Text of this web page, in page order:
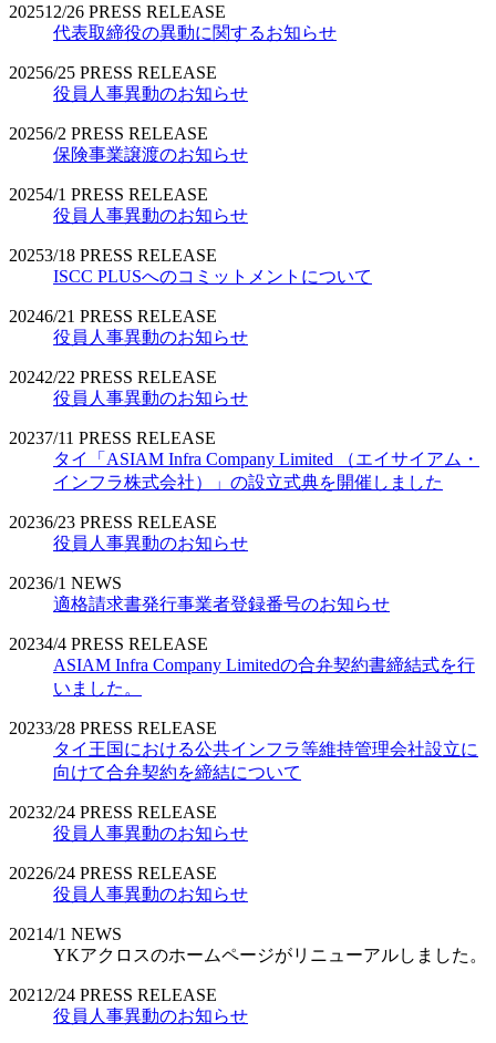
202512/26 PRESS RELEASE
代表取締役の異動に関するお知らせ
20256/25 PRESS RELEASE
役員人事異動のお知らせ
20256/2 PRESS RELEASE
保険事業譲渡のお知らせ
20254/1 PRESS RELEASE
役員人事異動のお知らせ
20253/18 PRESS RELEASE
ISCC PLUSへのコミットメントについて
20246/21 PRESS RELEASE
役員人事異動のお知らせ
20242/22 PRESS RELEASE
役員人事異動のお知らせ
20237/11 PRESS RELEASE
タイ「ASIAM Infra Company Limited （エイサイアム・
インフラ株式会社）」の設立式典を開催しました
20236/23 PRESS RELEASE
役員人事異動のお知らせ
20236/1 NEWS
適格請求書発行事業者登録番号のお知らせ
20234/4 PRESS RELEASE
ASIAM Infra Company Limitedの合弁契約書締結式を行
いました。
20233/28 PRESS RELEASE
タイ王国における公共インフラ等維持管理会社設立に
向けて合弁契約を締結について
20232/24 PRESS RELEASE
役員人事異動のお知らせ
20226/24 PRESS RELEASE
役員人事異動のお知らせ
20214/1 NEWS
YKアクロスのホームページがリニューアルしました。
2021 2/24 PRESS RELEASE
役員人事異動のお知らせ